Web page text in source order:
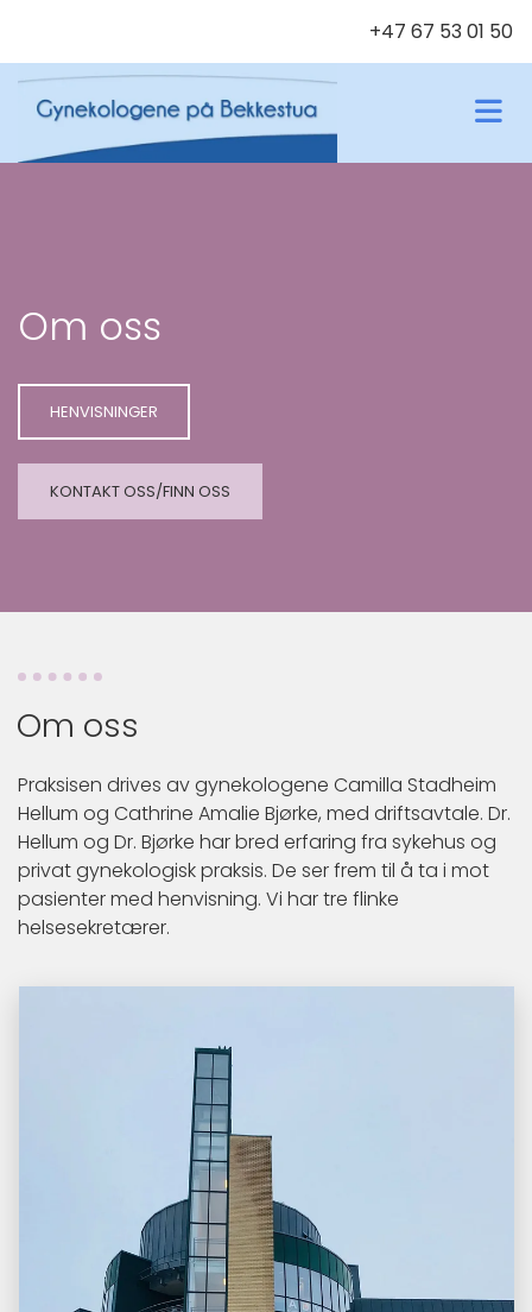
+47 67 53 01 50
Om oss
HENVISNINGER
KONTAKT OSS/FINN OSS
Om oss
Praksisen drives av gynekologene Camilla Stadheim
Hellum og Cathrine Amalie Bjørke, med driftsavtale. Dr.
Hellum og Dr. Bjørke har bred erfaring fra sykehus og
privat gynekologisk praksis. De ser frem til å ta i mot
pasienter med henvisning. Vi har tre flinke
helsesekretærer.